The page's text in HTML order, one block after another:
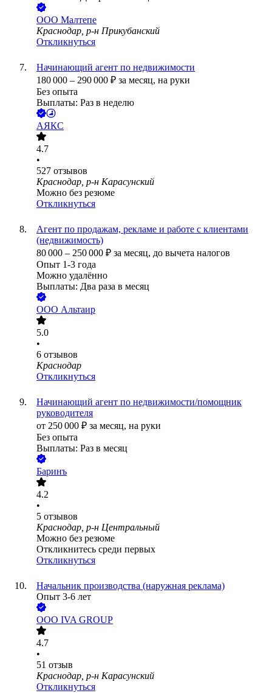
ООО Малтепе
Краснодар, р-н Прикубанский
Откликнуться
Начинающий агент по недвижимости
180 000 – 290 000 ₽ за месяц, на руки
Без опыта
Выплаты: Раз в неделю
АЯКС
4.7
•
527 отзывов
Краснодар, р-н Карасунский
Можно без резюме
Откликнуться
Агент по продажам, рекламе и работе с клиентами
(недвижимость)
80 000 – 250 000 ₽ за месяц, до вычета налогов
Опыт 1-3 года
Можно удалённо
Выплаты: Два раза в месяц
ООО Альтаир
5.0
•
6 отзывов
Краснодар
Откликнуться
Начинающий агент по недвижимости/помощник
руководителя
от 250 000 ₽ за месяц, на руки
Без опыта
Выплаты: Раз в месяц
Баринъ
4.2
•
5 отзывов
Краснодар, р-н Центральный
Можно без резюме
Откликнитесь среди первых
Откликнуться
Начальник производства (наружная реклама)
Опыт 3-6 лет
ООО IVA GROUP
4.7
•
51 отзыв
Краснодар, р-н Карасунский
Откликнуться